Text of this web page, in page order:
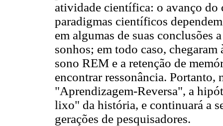
atividade científica: o avanço do
paradigmas científicos
em algumas de suas conclusões
sonhos; em todo caso,
sono REM e a retenção de
encontrar ressonância. Portanto,
"Aprendizagem-Reversa", a
lixo" da história, e continuará a
gerações de pesquisadores.